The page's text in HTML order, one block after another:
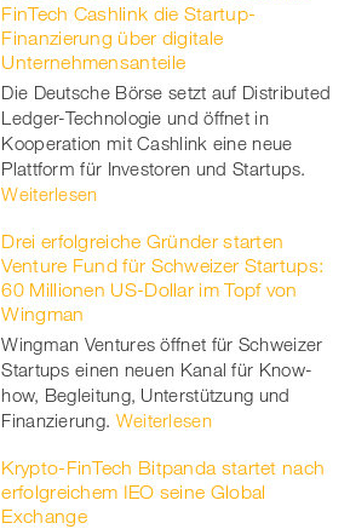
FinTech Cashlink die Startup-
Finanzierung über digitale
Unternehmensanteile
Die Deutsche Börse setzt auf Distributed
Ledger-Technologie und öffnet in
Kooperation mit Cashlink eine neue
Plattform für Investoren und Startups.
Weiterlesen
Drei erfolgreiche Gründer starten
Venture Fund für Schweizer Startups:
60 Millionen US-Dollar im Topf von
Wingman
Wingman Ventures öffnet für Schweizer
Startups einen neuen Kanal für Know-
how, Begleitung, Unterstützung und
Finanzierung. Weiterlesen
Krypto-FinTech Bitpanda startet nach
erfolgreichem IEO seine Global
Exchange